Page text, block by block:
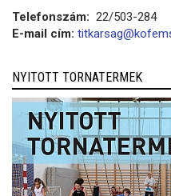
Telefonszám: 22/503-284
E-mail cím:
NYITOTT TORNATERMEK